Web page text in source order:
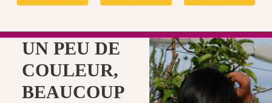
UN PEU DE
COULEUR,
BEAUCOUP